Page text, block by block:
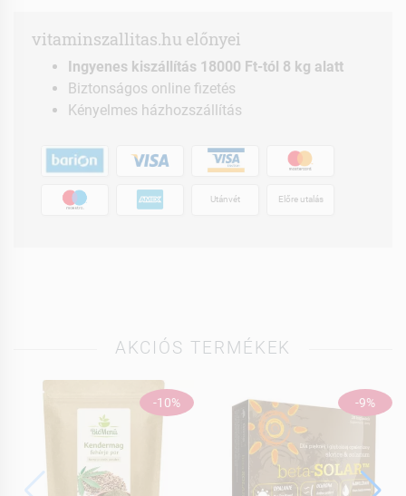
vitaminszallitas.hu előnyei
Ingyenes kiszállítás 18000 Ft-tól 8 kg alatt
Biztonságos online fizetés
Kényelmes házhozszállítás
Utánvét Előre utalás
AKCIÓS TERMÉKEK
-10% -9%